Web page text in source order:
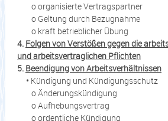
o organisierte Vertragspartner
o Geltung durch Bezugnahme
o kraft betrieblicher Übung
4. Folgen von Verstößen gegen die
und arbeitsvertraglichen Pflichten
5. Beendigung von Arbeitsverhältnissen
• Kündigung und Kündigungsschutz
o Änderungskündigung
o Aufhebungsvertrag
o ordentliche Kündigung